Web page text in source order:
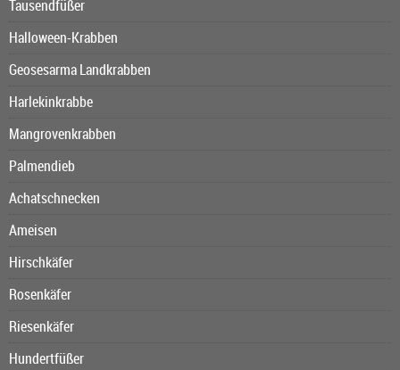
Tausendfüßer
Halloween-Krabben
Geosesarma Landkrabben
Harlekinkrabbe
Mangrovenkrabben
Palmendieb
Achatschnecken
Ameisen
Hirschkäfer
Rosenkäfer
Riesenkäfer
Hundertfüßer